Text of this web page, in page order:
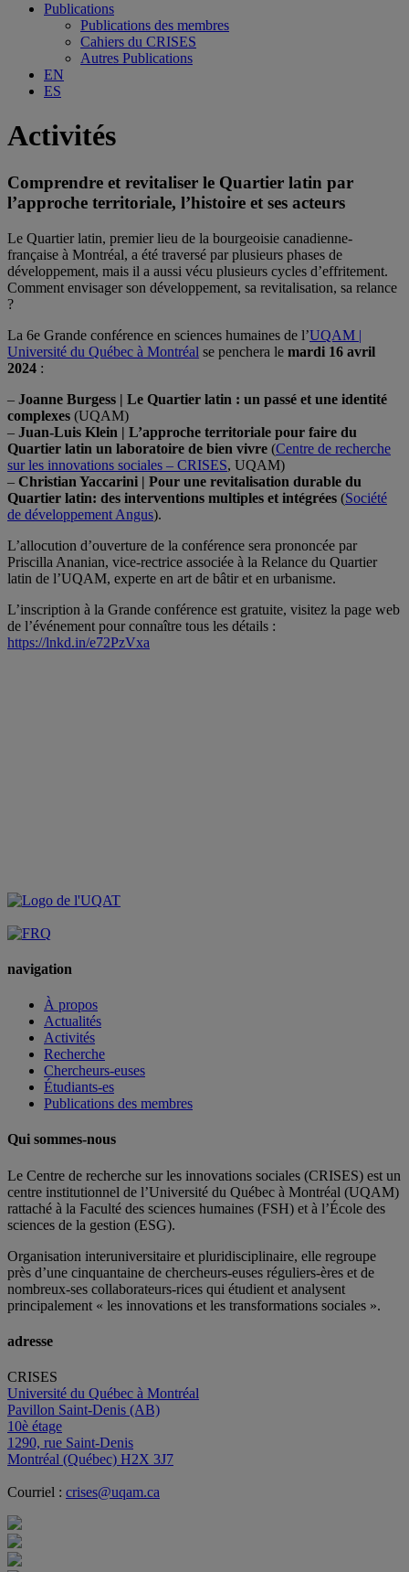
Publications
Publications des membres
Cahiers du CRISES
Autres Publications
EN
ES
Activités
Comprendre et revitaliser le Quartier latin par
l’approche territoriale, l’histoire et ses acteurs
Le Quartier latin, premier lieu de la bourgeoisie canadienne-
française à Montréal, a été traversé par plusieurs phases de
développement, mais il a aussi vécu plusieurs cycles d’effritement.
Comment envisager son développement, sa revitalisation, sa relance
?
La 6e Grande conférence en sciences humaines de l’UQAM |
Université du Québec à Montréal se penchera le mardi 16 avril
2024 :
– Joanne Burgess | Le Quartier latin : un passé et une identité
complexes (UQAM)
– Juan-Luis Klein | L’approche territoriale pour faire du
Quartier latin un laboratoire de bien vivre (Centre de recherche
sur les innovations sociales – CRISES, UQAM)
– Christian Yaccarini | Pour une revitalisation durable du
Quartier latin: des interventions multiples et intégrées (Société
de développement Angus).
L’allocution d’ouverture de la conférence sera prononcée par
Priscilla Ananian, vice-rectrice associée à la Relance du Quartier
latin de l’UQAM, experte en art de bâtir et en urbanisme.
L’inscription à la Grande conférence est gratuite, visitez la page web
de l’événement pour connaître tous les détails :
https://lnkd.in/e72PzVxa
navigation
À propos
Actualités
Activités
Recherche
Chercheurs-euses
Étudiants-es
Publications des membres
Qui sommes-nous
Le Centre de recherche sur les innovations sociales (CRISES) est un
centre institutionnel de l’Université du Québec à Montréal (UQAM)
rattaché à la Faculté des sciences humaines (FSH) et à l’École des
sciences de la gestion (ESG).
Organisation interuniversitaire et pluridisciplinaire, elle regroupe
près d’une cinquantaine de chercheurs-euses réguliers-ères et de
nombreux-ses collaborateurs-rices qui étudient et analysent
principalement « les innovations et les transformations sociales ».
adresse
CRISES
Université du Québec à Montréal
Pavillon Saint-Denis (AB)
10è étage
1290, rue Saint-Denis
Montréal (Québec) H2X 3J7
Courriel : crises@uqam.ca